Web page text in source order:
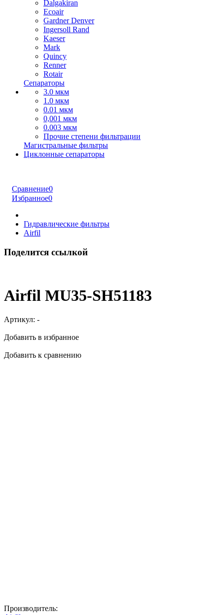
Dalgakiran
Ecoair
Gardner Denver
Ingersoll Rand
Kaeser
Mark
Quincy
Renner
Rotair
Сепараторы
3.0 мкм
1.0 мкм
0.01 мкм
0,001 мкм
0.003 мкм
Прочие степени фильтрации
Магистральные фильтры
Циклонные сепараторы
Сравнение0
Избранное0
Гидравлические фильтры
Airfil
Поделится ссылкой
Airfil MU35-SH51183
Артикул: -
Добавить в избранное
Добавить к сравнению
Производитель: